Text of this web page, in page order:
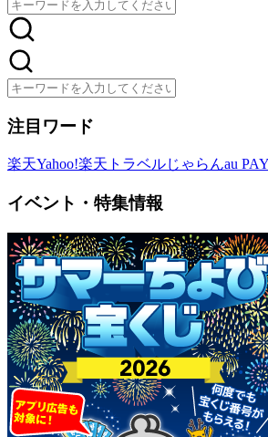
注目ワード
楽天Yahoo!楽天トラベルじゃらんau PAY
イベント・特集情報